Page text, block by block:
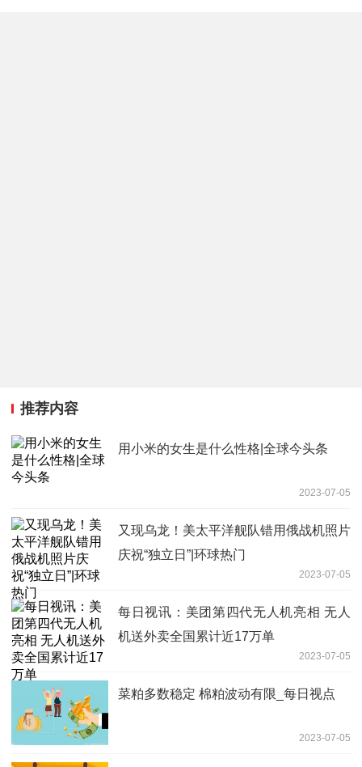
推荐内容
用小米的女生是什么性格|全球今头条
2023-07-05
又现乌龙！美太平洋舰队错用俄战机照片
庆祝“独立日”|环球热门
2023-07-05
每日视讯：美团第四代无人机亮相 无人
机送外卖全国累计近17万单
2023-07-05
菜粕多数稳定 棉粕波动有限_每日视点
2023-07-05